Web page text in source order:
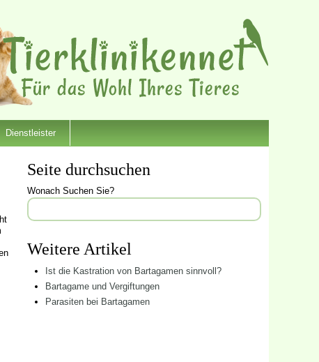
Dienstleister
Seite durchsuchen
Wonach Suchen Sie?
Weitere Artikel
Ist die Kastration von Bartagamen sinnvoll?
Bartagame und Vergiftungen
Parasiten bei Bartagamen